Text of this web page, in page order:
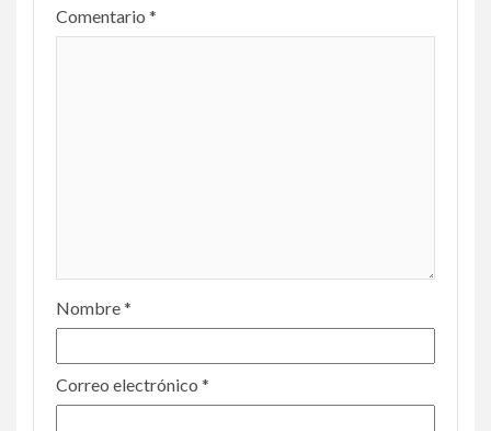
Comentario *
Nombre*
Correo electrónico *